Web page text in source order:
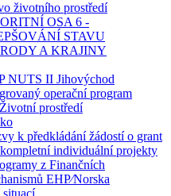
životního prostředí
OSA 6 -
STAVU
A KRAJINY
NUTS II Jihovýchod
operační program
prostředí
k předkládání žádostí o grant
individuální projekty
z Finančních
EHP⁄Norska